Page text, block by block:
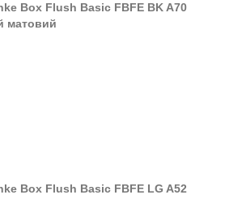
Box Flush Basic FBFE BK A70
матовий
Box Flush Basic FBFE LG A52